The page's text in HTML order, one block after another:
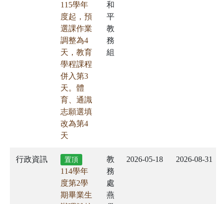
115學年
度起，預
選課作業
調整為4
天，教育
學程課程
併入第3
天。體
育、通識
志願選填
改為第4
天
和
平
教
務
組
行政資訊 置頂
114學年
度第2學
期畢業生
教
務
處
燕
2026-05-18 2026-08-31